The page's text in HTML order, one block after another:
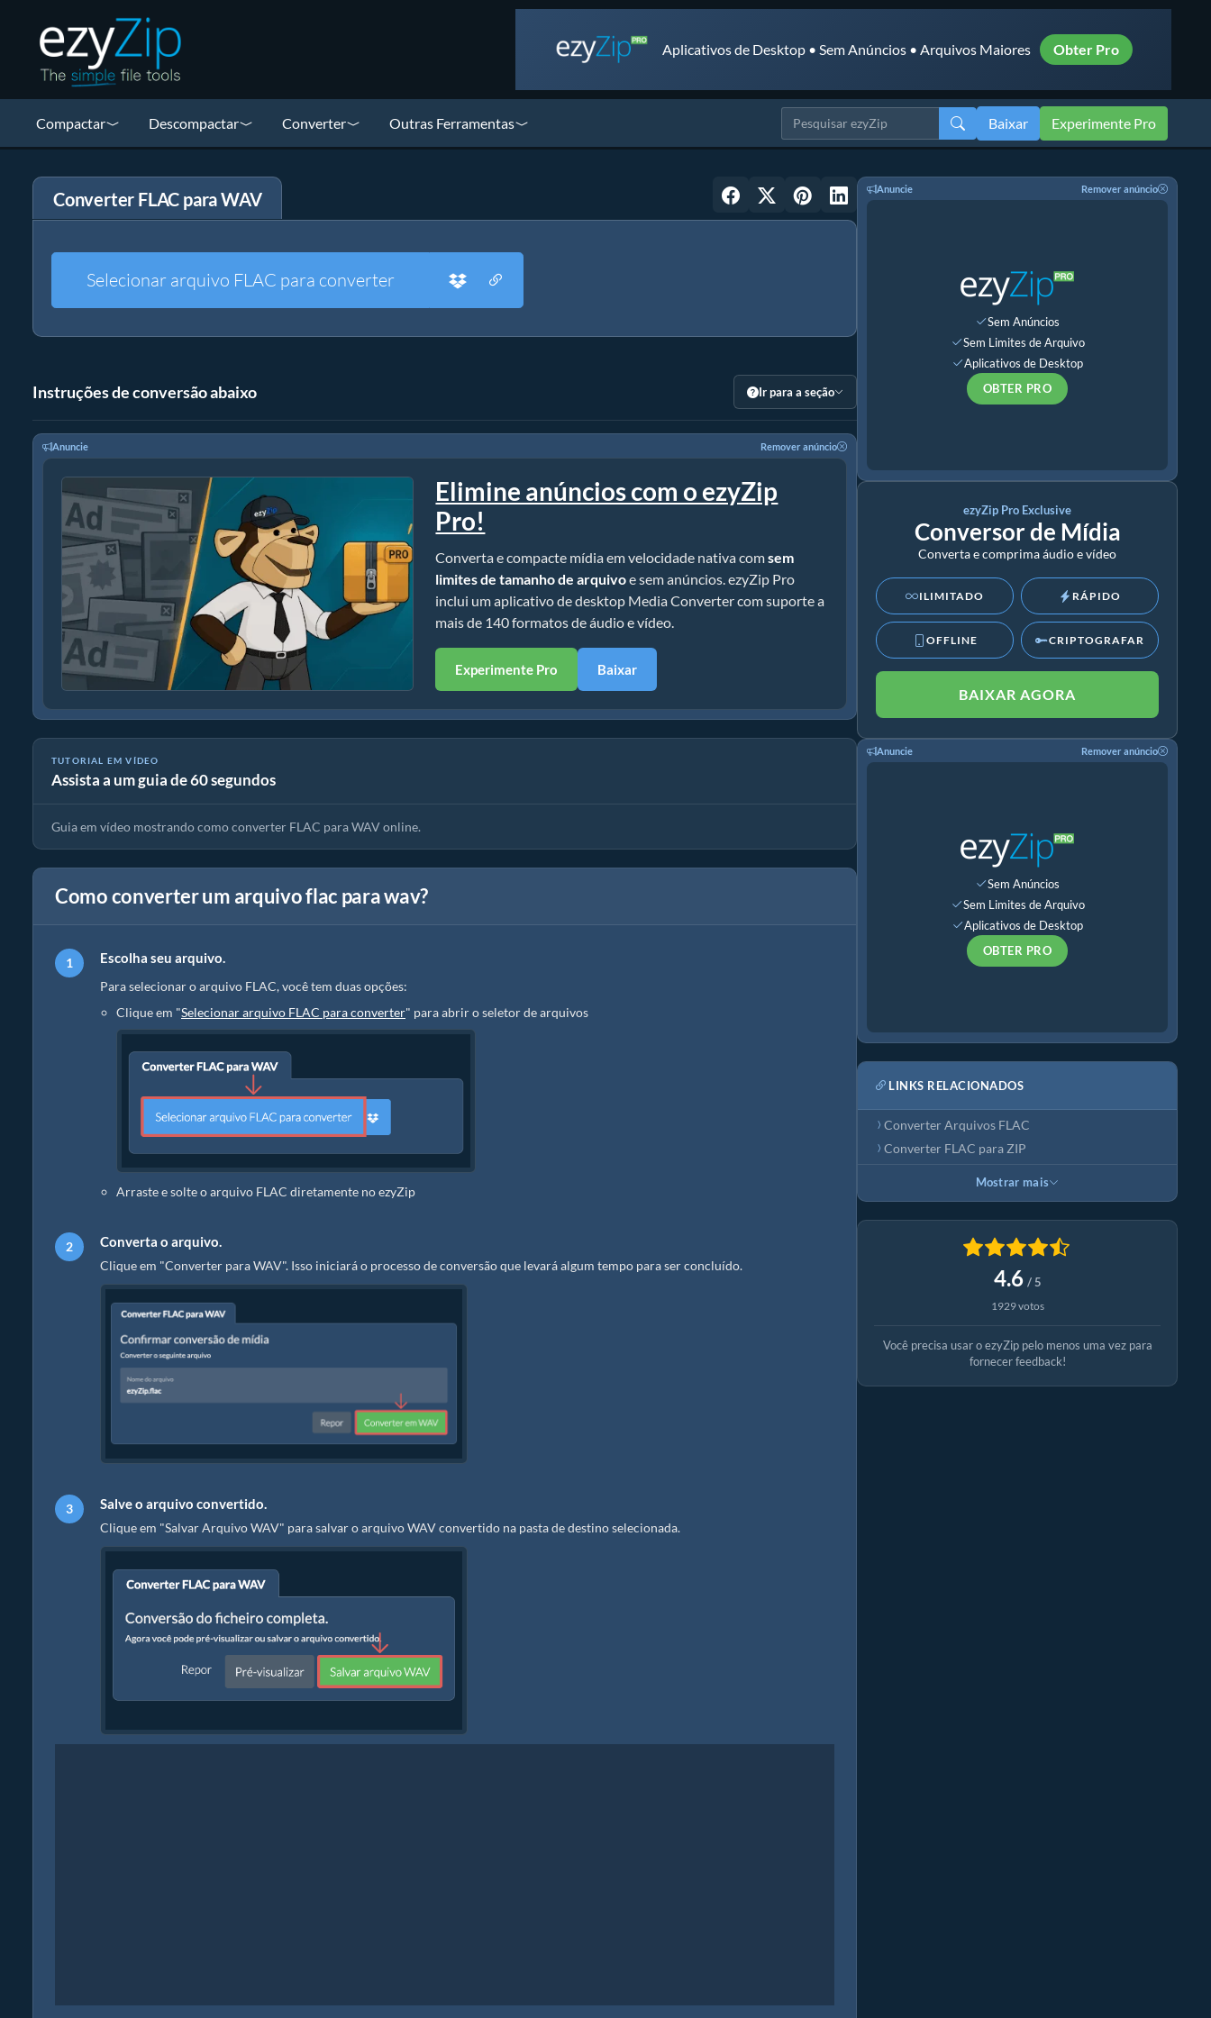
Aplicativos de Desktop • Sem Anúncios • Arquivos Maiores Obter Pro
Compactar Descompactar Converter Outras Ferramentas Baixar Experimente Pro
Converter FLAC para WAV
Selecionar arquivo FLAC para converter
Instruções de conversão abaixo Ir para a seção
Anuncie Remover anúncio
Elimine anúncios com o ezyZip
Pro!
Converta e compacte mídia em velocidade nativa comsem
limites de tamanho de arquivoe sem anúncios. ezyZip Pro
inclui um aplicativo de desktop Media Converter com suporte a
mais de 140 formatos de áudio e vídeo.
Experimente Pro Baixar
TUTORIAL EM VÍDEO
Assista a um guia de 60 segundos
Como converter FLAC para WAV (Guia simples)
Guia em vídeo mostrando como converter FLAC para WAV online.
Como converter um arquivo flac para wav?
Escolha seu arquivo.
Para selecionar o arquivo FLAC, você tem duas opções:
Clique em "Selecionar arquivo FLAC para converter" para abrir o seletor de arquivos
Arraste e solte o arquivo FLAC diretamente no ezyZip
Converta o arquivo.
Clique em "Converter para WAV". Isso iniciará o processo de conversão que levará algum tempo para ser concluído.
Salve o arquivo convertido.
Clique em "Salvar Arquivo WAV" para salvar o arquivo WAV convertido na pasta de destino selecionada.
Anuncie Remover anúncio
Sem Anúncios
Sem Limites de Arquivo
Aplicativos de Desktop
OBTER PRO
ezyZip Pro Exclusive
Conversor de Mídia
Converta e comprima áudio e vídeo
ILIMITADO RÁPIDO
OFFLINE CRIPTOGRAFAR
BAIXAR AGORA
Anuncie Remover anúncio
Sem Anúncios
Sem Limites de Arquivo
Aplicativos de Desktop
OBTER PRO
LINKS RELACIONADOS
Converter Arquivos FLAC
Converter FLAC para ZIP
Mostrar mais
4.6 / 5
1929 votos
Você precisa usar o ezyZip pelo menos uma vez para
fornecer feedback!